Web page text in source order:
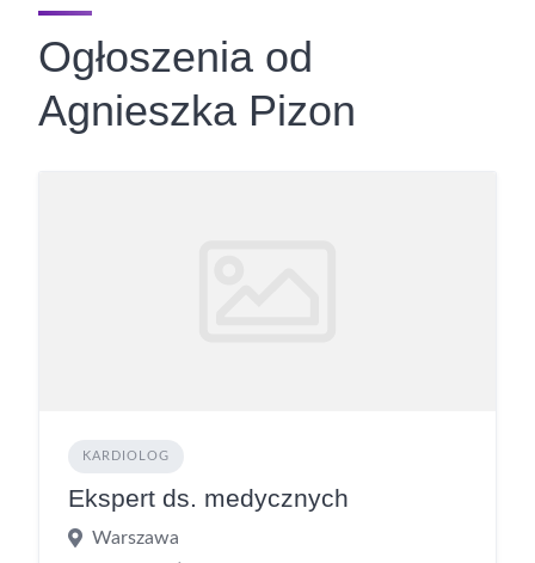
Ogłoszenia od
Agnieszka Pizon
KARDIOLOG
Ekspert ds. medycznych
Warszawa